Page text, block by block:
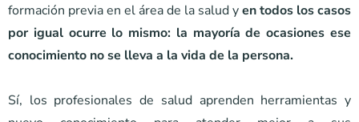
formación previa en el área de la salud yen todos los casos
por igual ocurre lo mismo: la mayoría de ocasiones ese
conocimiento no se lleva a la vida de la persona.
Sí, los profesionales de salud aprenden herramientas y